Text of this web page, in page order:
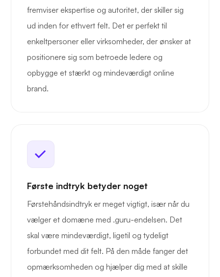
fremviser ekspertise og autoritet, der skiller sig
ud inden for ethvert felt. Det er perfekt til
enkeltpersoner eller virksomheder, der ønsker at
positionere sig som betroede ledere og
opbygge et stærkt og mindeværdigt online
brand.
Første indtryk betyder noget
Førstehåndsindtryk er meget vigtigt, især når du
vælger et domæne med .guru-endelsen. Det
skal være mindeværdigt, ligetil og tydeligt
forbundet med dit felt. På den måde fanger det
opmærksomheden og hjælper dig med at skille